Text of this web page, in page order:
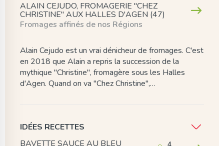
ALAIN CEJUDO, FROMAGERIE "CHEZ
CHRISTINE" AUX HALLES D'AGEN (47)
Fromages affinés de nos Régions
Alain Cejudo est un vrai dénicheur de fromages. C'est
en 2018 que Alain a repris la succession de la
mythique "Christine", fromagère sous les Halles
d'Agen. Quand on va "Chez Christine",…
IDÉES RECETTES
BAVETTE SAUCE AU BLEU